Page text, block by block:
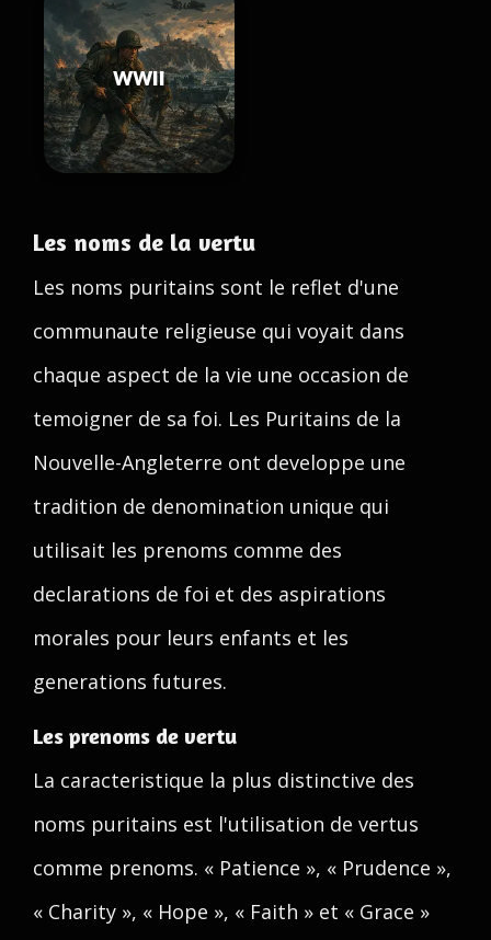
WWII
Les noms de la vertu
Les noms puritains sont le reflet d'une
communaute religieuse qui voyait dans
chaque aspect de la vie une occasion de
temoigner de sa foi. Les Puritains de la
Nouvelle-Angleterre ont developpe une
tradition de denomination unique qui
utilisait les prenoms comme des
declarations de foi et des aspirations
morales pour leurs enfants et les
generations futures.
Les prenoms de vertu
La caracteristique la plus distinctive des
noms puritains est l'utilisation de vertus
comme prenoms. « Patience », « Prudence »,
« Charity », « Hope », « Faith » et « Grace »